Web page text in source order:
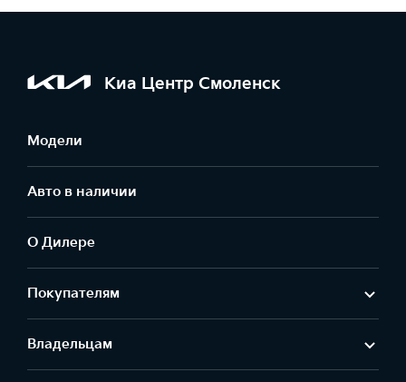
Киа Центр Смоленск
Модели
Авто в наличии
О Дилере
Покупателям
Владельцам